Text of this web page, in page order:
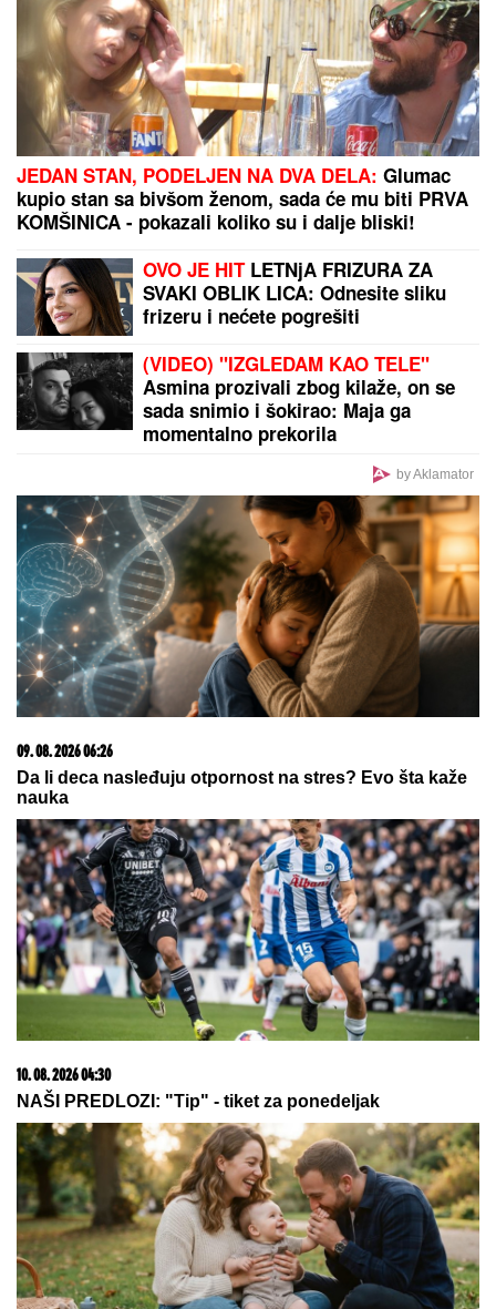
MIRU" Pevačica umrla nakon borbe
sa leukemijom, imala transplantaciju
koštane srži, pa se stanje pogoršalo:
Emir Habibović se oprostio
DNEVNI HOROSKOP ZAPONEDELjAK, 10. AVGUST:
Bika očekuje važan susret, Rak da se pazi lažnih
prijatelja, a Ribe finansijskih prevara
POVRATAK NA VELIKA VRATA:Luka
Dinje ponovo u dresu šampiona
Evrope
(FOTO) SOFIJA JEDVA DOČEKALA
DA MARKO I SANJA GRUJIĆ
RASKINU Ne gubi vreme, evo šta je
uradila: Novi rijaliti rat na pomolu
JEDAN STAN, PODELJEN NA DVA DELA:Glumac
kupio stan sa bivšom ženom, sada će mu biti PRVA
KOMŠINICA - pokazali koliko su i dalje bliski!
OVO JE HITLETNjA FRIZURA ZA
SVAKI OBLIK LICA: Odnesite sliku
(VIDEO) "IZGLEDAM KAO TELE"
Asmina prozivali zbog kilaže, on se
sada snimio i šokirao: Maja ga
momentalno prekorila
by Aklamator